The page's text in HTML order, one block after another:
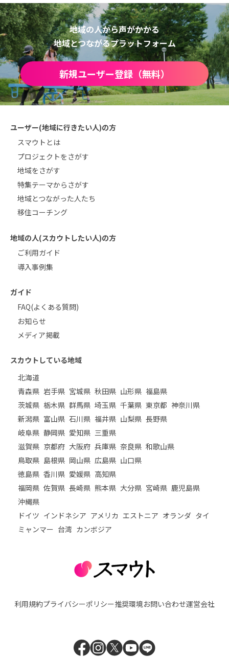
地域の人から声がかかる
地域とつながるプラットフォーム
新規ユーザー登録（無料）
ユーザー(地域に行きたい人)の方
スマウトとは
プロジェクトをさがす
地域をさがす
特集テーマからさがす
地域とつながった人たち
移住コーチング
地域の人(スカウトしたい人)の方
ご利用ガイド
導入事例集
ガイド
FAQ(よくある質問)
お知らせ
メディア掲載
スカウトしている地域
北海道
青森県 岩手県 宮城県 秋田県 山形県 福島県
茨城県 栃木県 群馬県 埼玉県 千葉県 東京都 神奈川県
新潟県 富山県 石川県 福井県 山梨県 長野県
岐阜県 静岡県 愛知県 三重県
滋賀県 京都府 大阪府 兵庫県 奈良県 和歌山県
鳥取県 島根県 岡山県 広島県 山口県
徳島県 香川県 愛媛県 高知県
福岡県 佐賀県 長崎県 熊本県 大分県 宮崎県 鹿児島県
沖縄県
ドイツ インドネシア アメリカ エストニア オランダ タイ
ミャンマー 台湾 カンボジア
利用規約プライバシーポリシー推奨環境お問い合わせ運営会社